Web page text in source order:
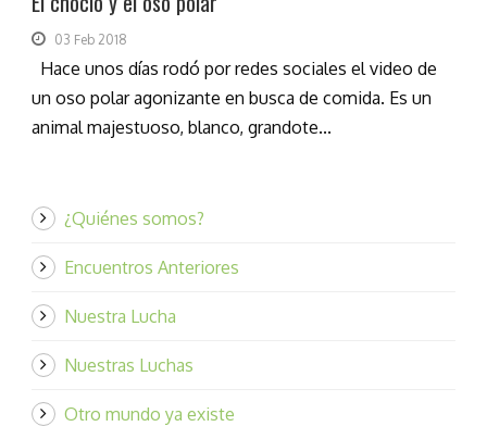
03 Feb 2018
Hace unos días rodó por redes sociales el video de
un oso polar agonizante en busca de comida. Es un
animal majestuoso, blanco, grandote...
¿Quiénes somos?
Encuentros Anteriores
Nuestra Lucha
Nuestras Luchas
Otro mundo ya existe